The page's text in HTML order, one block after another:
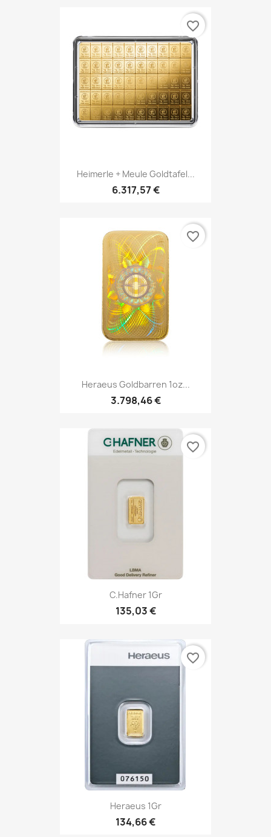
Heimerle + Meule Goldtafel...
6.317,57 €
favorite_border
Heraeus Goldbarren 1oz...
3.798,46 €
favorite_border
C.Hafner 1Gr
135,03 €
favorite_border
Heraeus 1Gr
134,66 €
favorite_border